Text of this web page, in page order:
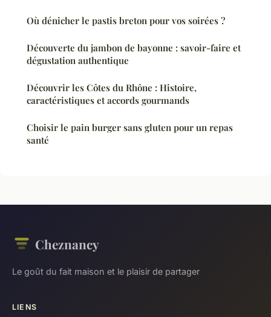
Où dénicher le pastis breton pour vos soirées ?
Découverte du jambon de bayonne : savoir-faire et
dégustation authentique
Découvrir les Côtes du Rhône : Histoire,
caractéristiques et accords gourmands
Choisir le pain burger sans gluten pour un repas
santé
Cheznancy
Le goût du fait maison et le plaisir de partager
LIENS